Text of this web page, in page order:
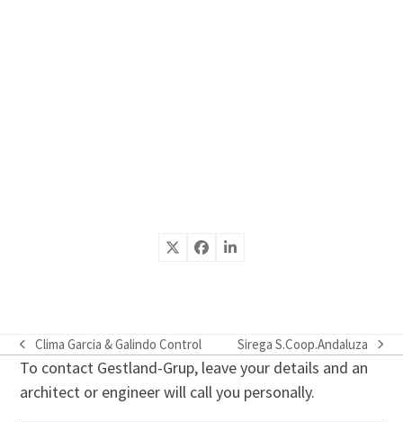
previous
post:
Clima Garcia & Galindo Control
next
post:
Sirega S.Coop.Andaluza
To contact Gestland-Grup, leave your details and an
architect or engineer will call you personally.